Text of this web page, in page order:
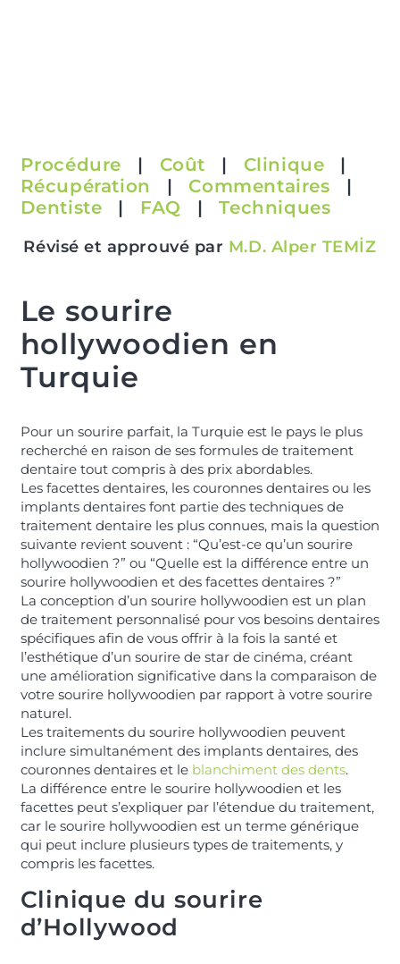
Procédure | Coût | Clinique
|
Récupération
| Commentaires
|
Dentiste
| FAQ | Techniques
Révisé et approuvé par M.D. Alper TEMİZ
Le sourire
hollywoodien en
Turquie
Pour un sourire parfait, la Turquie est le pays le plus
recherché en raison de ses formules de traitement
dentaire tout compris à des prix abordables.
Les facettes dentaires, les couronnes dentaires ou les
implants dentaires font partie des techniques de
traitement dentaire les plus connues, mais la question
suivante revient souvent : “Qu’est-ce qu’un sourire
hollywoodien ?” ou “Quelle est la différence entre un
sourire hollywoodien et des facettes dentaires ?”
La conception d’un sourire hollywoodien est un plan
de traitement personnalisé pour vos besoins dentaires
spécifiques afin de vous offrir à la fois la santé et
l’esthétique d’un sourire de star de cinéma, créant
une amélioration significative dans la comparaison de
votre sourire hollywoodien par rapport à votre sourire
naturel.
Les traitements du sourire hollywoodien peuvent
inclure simultanément des implants dentaires, des
couronnes dentaires et le blanchiment des dents.
La différence entre le sourire hollywoodien et les
facettes peut s’expliquer par l’étendue du traitement,
car le sourire hollywoodien est un terme générique
qui peut inclure plusieurs types de traitements, y
compris les facettes.
Clinique du sourire
d’Hollywood